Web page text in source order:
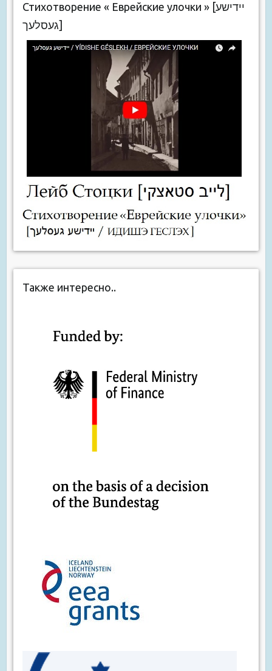
Стихотворение « Еврейские улочки » [יידישע
געסלעך]
Также интересно..